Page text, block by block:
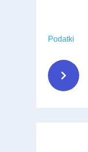
Podatki